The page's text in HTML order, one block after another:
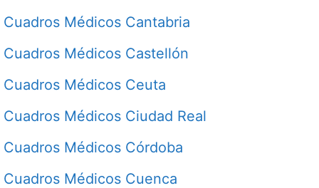
Cuadros Médicos Cantabria
Cuadros Médicos Castellón
Cuadros Médicos Ceuta
Cuadros Médicos Ciudad Real
Cuadros Médicos Córdoba
Cuadros Médicos Cuenca